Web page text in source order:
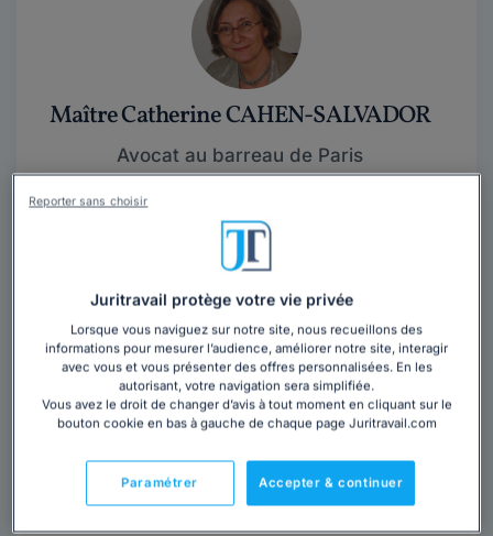
Maître Catherine CAHEN-SALVADOR
Avocat au barreau de Paris
Val-de-Marne,Créteil, 94000
Contacter cet avocat
Avocat au barreau de Montpellier
Hérault,Castries, 34160
Juritravail protège votre vie privée
Lorsque vous naviguez sur notre site, nous recueillons des
informations pour mesurer l’audience, améliorer notre site, interagir
avec vous et vous présenter des offres personnalisées. En les
autorisant, votre navigation sera simplifiée.
Vous avez le droit de changer d’avis à tout moment en cliquant sur le
bouton cookie en bas à gauche de chaque page Juritravail.com
Accepter & continuer
Paramétrer
Reporter sans choisir